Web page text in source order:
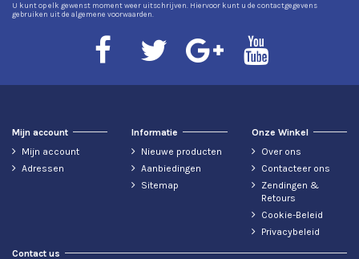
U kunt op elk gewenst moment weer uitschrijven. Hiervoor kunt u de contactgegevens
gebruiken uit de algemene voorwaarden.
Mijn account
Mijn account
Adressen
Informatie
Nieuwe producten
Aanbiedingen
Sitemap
Onze Winkel
Over ons
Contacteer ons
Zendingen &
Retours
Cookie-Beleid
Privacybeleid
Contact us